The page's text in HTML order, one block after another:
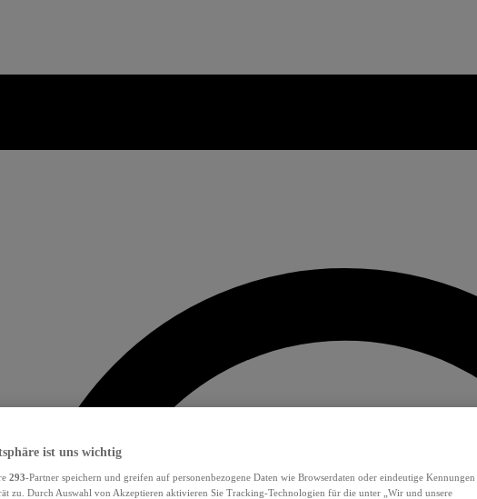
ist uns wichtig
293-Partner speichern und greifen auf personenbezogene Daten wie Browserdaten oder eindeutige Kennungen
zu. Durch Auswahl von Akzeptieren aktivieren Sie Tracking-Technologien für die unter „Wir und unsere